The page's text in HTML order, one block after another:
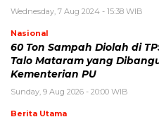
Wednesday, 7 Aug 2024 - 15:38 WIB
Nasional
60 Ton Sampah Diolah di
Talo Mataram yang
Kementerian PU
Sunday, 9 Aug 2026 - 20:00 WIB
Berita Utama